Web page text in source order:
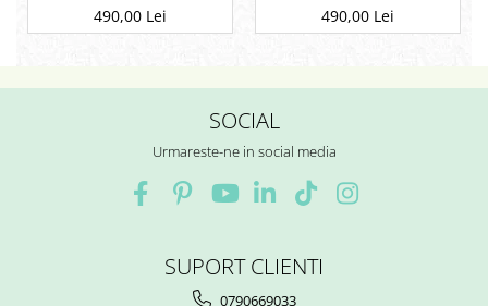
Etnic 13, Negru
490,00 Lei
Etnic 01
490,00 Lei
SOCIAL
Urmareste-ne in social media
SUPORT CLIENTI
0790669033